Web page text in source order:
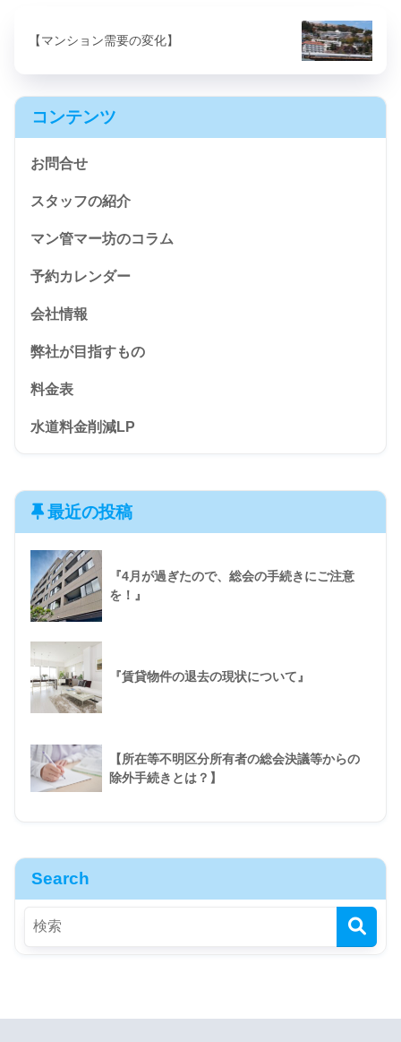
【マンション需要の変化】
コンテンツ
お問合せ
スタッフの紹介
マン管マー坊のコラム
予約カレンダー
会社情報
弊社が目指すもの
料金表
水道料金削減LP
最近の投稿
『4月が過ぎたので、総会の手続きにご注意
を！』
『賃貸物件の退去の現状について』
【所在等不明区分所有者の総会決議等からの
除外手続きとは？】
Search